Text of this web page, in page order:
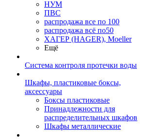
НУМ
ПВС
распродажа все по 100
распродажа всё по50
ХАГЕР (HAGER), Moeller
Ещё
Система контроля протечки воды
Шкафы, пластиковые боксы,
аксессуары
Боксы пластиковые
Принадлежности для
распределительных шкафов
Шкафы металлические